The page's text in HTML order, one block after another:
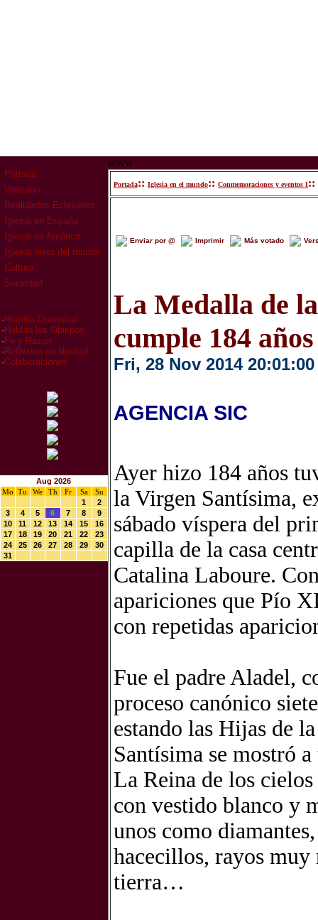
Portada
Vaticano
Realidades Eclesiales
Iglesia en España
Iglesia en América
Iglesia resto del mundo
Cultura
Sociedad
· Homilia Dominical
· Hablan los Obispos
· Fe y Razón
· Reflexion en libertad
·Colaboraciones
Aug 2026
Mo
Tu We Th Fr Sa
Su
1
2
3
4 5 6 7 8
9
10
11 12 13 14 15
16
17
18 19 20 21 22
23
24
25 26 27 28 29
30
31
www
Portada:: Iglesia en el mundo:: Conmemoraciones y eventos I::
Enviar por @ Imprimir Más votado
La Medalla de
cumple 184 años
Fri, 28 Nov 2014 20:01:00
AGENCIA SIC
Ayer hizo 184 años
la Virgen Santísima,
sábado víspera del
capilla de la casa
Catalina Laboure.
apariciones que Pío
con repetidas
Fue el padre Aladel,
proceso canónico
estando las Hijas de
Santísima se mostró
La Reina de los
con vestido blanco y
unos como
hacecillos, rayos muy
tierra…